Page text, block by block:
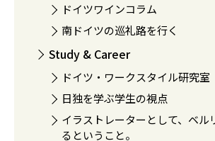
ドイツワインコラム
南ドイツの巡礼路を行く
Study & Career
ドイツ・ワークスタイル研究室
日独を学ぶ学生の視点
イラストレーターとして、ベル
るということ。